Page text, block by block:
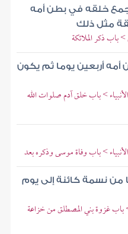
يجمع خلقه في بطن أمه
مثل ذلك
ذكر الملائكة
أربعين يوما ثم يكون
> باب خلق آدم صلوات الله
> باب وفاة موسى وذكره بعد
من نسمة كائنة إلى يوم
غزوة بني المصطلق من خزاعة